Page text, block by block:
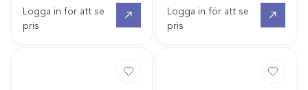
Logga in för att se
pris
Logga in för att se
pris